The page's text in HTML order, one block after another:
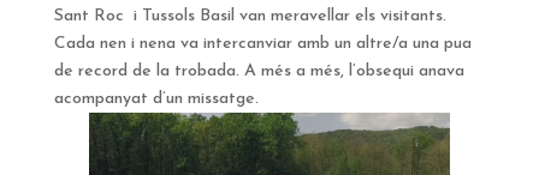
Sant Roc i Tussols Basil van meravellar els visitants.
Cada nen i nena va intercanviar amb un altre/a una pua
de record de la trobada. A més a més, l’obsequi anava
acompanyat d’un missatge.